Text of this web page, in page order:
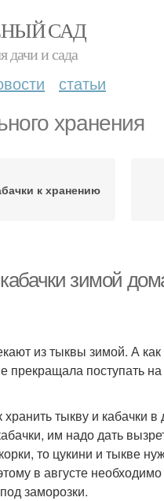
САД
дачи и сада
статьи
хранения
к хранению
кабачки зимой
из тыквы зимой. А
поступать
хранить тыкву и кабачки
им надо дать
то цукини и тыкве
в августе
заморозки.